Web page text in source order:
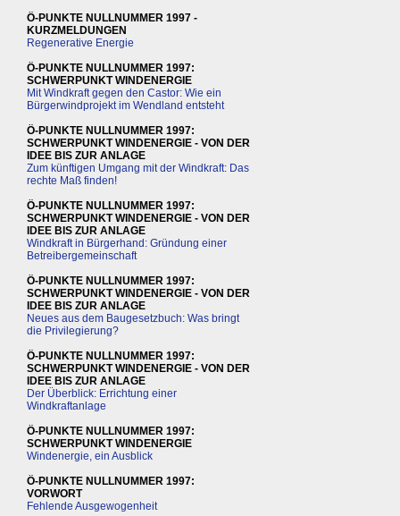
Ö-PUNKTE NULLNUMMER 1997 -
KURZMELDUNGEN
Regenerative Energie
Ö-PUNKTE NULLNUMMER 1997:
SCHWERPUNKT WINDENERGIE
Mit Windkraft gegen den Castor: Wie ein
Bürgerwindprojekt im Wendland entsteht
Ö-PUNKTE NULLNUMMER 1997:
SCHWERPUNKT WINDENERGIE - VON DER
IDEE BIS ZUR ANLAGE
Zum künftigen Umgang mit der Windkraft: Das
rechte Maß finden!
Ö-PUNKTE NULLNUMMER 1997:
SCHWERPUNKT WINDENERGIE - VON DER
IDEE BIS ZUR ANLAGE
Windkraft in Bürgerhand: Gründung einer
Betreibergemeinschaft
Ö-PUNKTE NULLNUMMER 1997:
SCHWERPUNKT WINDENERGIE - VON DER
IDEE BIS ZUR ANLAGE
Neues aus dem Baugesetzbuch: Was bringt
die Privilegierung?
Ö-PUNKTE NULLNUMMER 1997:
SCHWERPUNKT WINDENERGIE - VON DER
IDEE BIS ZUR ANLAGE
Der Überblick: Errichtung einer
Windkraftanlage
Ö-PUNKTE NULLNUMMER 1997:
SCHWERPUNKT WINDENERGIE
Windenergie, ein Ausblick
Ö-PUNKTE NULLNUMMER 1997:
VORWORT
Fehlende Ausgewogenheit